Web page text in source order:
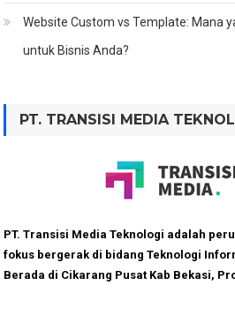
Website Custom vs Template: Mana
untuk Bisnis Anda?
PT. TRANSISI MEDIA
PT. Transisi Media Teknologi adalah
fokus bergerak di bidang Teknologi
Berada di Cikarang Pusat Kab Bekasi,